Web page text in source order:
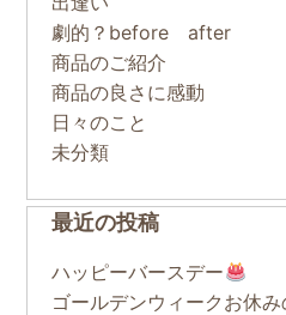
劇的？before after
商品のご紹介
商品の良さに感動
日々のこと
未分類
最近の投稿
ハッピーバースデー
ゴールデンウィークお休